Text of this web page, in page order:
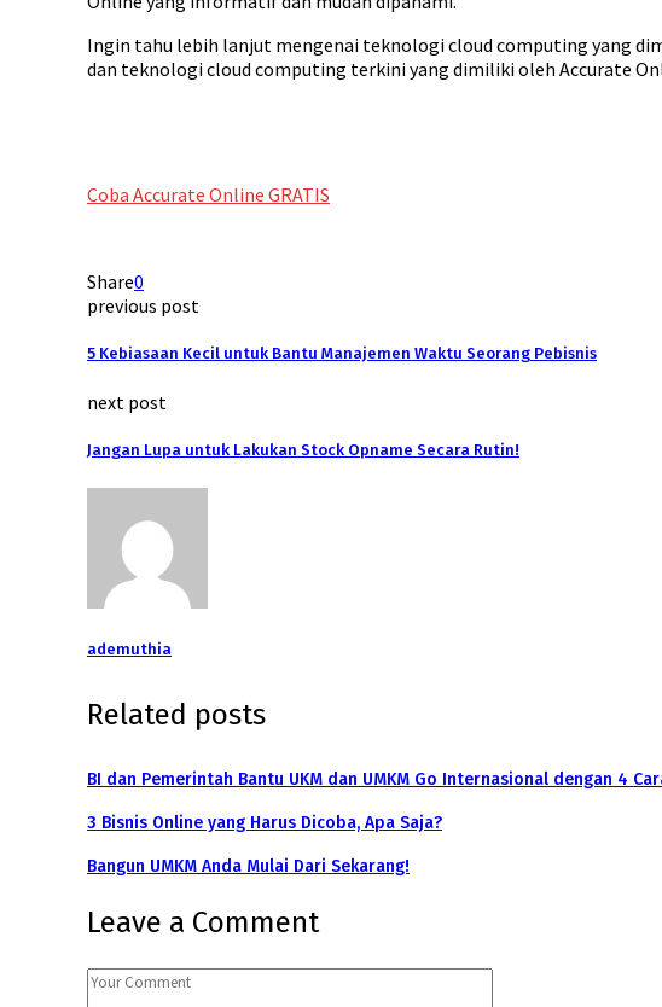
Ingin tahu lebih lanjut mengenai teknologi cloud computing yang
dan teknologi cloud computing terkini yang dimiliki oleh Accurate
Coba Accurate Online GRATIS
Share0
previous post
5 Kebiasaan Kecil untuk Bantu Manajemen Waktu Seorang Pebisnis
next post
Jangan Lupa untuk Lakukan Stock Opname Secara Rutin!
ademuthia
Related posts
BI dan Pemerintah Bantu UKM dan UMKM Go Internasional dengan 4
3 Bisnis Online yang Harus Dicoba, Apa Saja?
Bangun UMKM Anda Mulai Dari Sekarang!
Leave a Comment